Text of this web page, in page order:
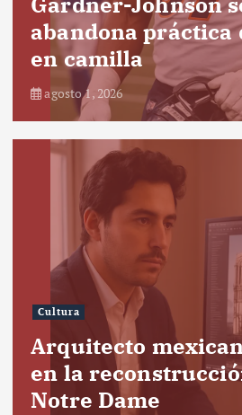
abandona práctica
en camilla
agosto 1, 2026
Cultura
Arquitecto
en la
Notre Dame